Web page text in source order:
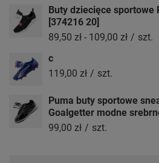
Buty dziecięce sportowe
[374216 20]
89,50 zł - 109,00 zł / szt.
c
119,00 zł / szt.
Puma buty sportowe
Goalgetter modne
99,00 zł / szt.